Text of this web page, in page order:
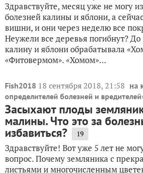
Здравствуйте, месяц уже не могу
болезней калины и яблони, а
вишни, и они через неделю все
Неужели все деревья погибнут?
калину и яблони обрабатывала
«Фитовермом». «Хомом»...
Fish2018 18 сентября 2018, 21:58 на
определителей болезней и вредителей
Засыхают плоды
малины. Что это за
избавиться? 19
Здравствуйте! Вот уже 5 лет не
вопрос. Почему земляника с
листьями и многочисленным